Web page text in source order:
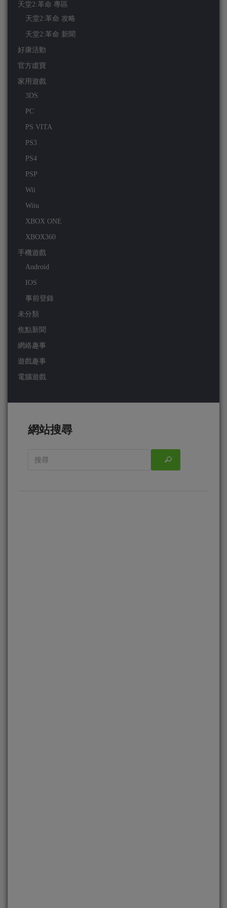
天堂2:革命 專區
天堂2:革命 攻略
天堂2:革命 新聞
好康活動
官方虛寶
家用遊戲
3DS
PC
PS VITA
PS3
PS4
PSP
Wii
Wiiu
XBOX ONE
XBOX360
手機遊戲
Android
IOS
事前登錄
未分類
焦點新聞
網絡趣事
遊戲趣事
電腦遊戲
網站搜尋